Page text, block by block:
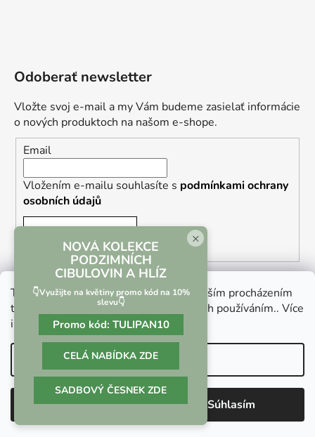
Tento web používá soubory cookie. Dalším procházením
tohoto webu vyjadřujete souhlas s jejich používáním.. Více
informacízde.
Nastavenie
Odmietnuť Súhlasím
Odoberať newsletter
Vložte svoj e-mail a my Vám budeme zasielať informácie
o nových produktoch na našom e-shope.
Email
Vložením e-mailu souhlasíte s podmínkami ochrany
osobních údajů
Vrácení zboží a reklamace Kontaktní formulář
Vytvoril Shoptet
Copyright 2026Culina Botanica
. Všetky práva
vyhradené.
×
NOVÁ KOLEKCE
PODZIMNÍCH
CIBULOVIN A HLÍZ
👇Využijte na květiny promo kód na 10%
slevu👇
Promo kód: TULIPAN10
CELÁ NABÍDKA ZDE
SADBOVÝ ČESNEK ZDE